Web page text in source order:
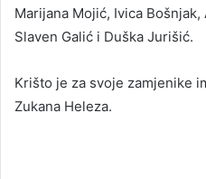
Marijana Mojić, Ivica
Slaven Galić i Duška Jurišić.
Krišto je za svoje zamjenike
Zukana Heleza.